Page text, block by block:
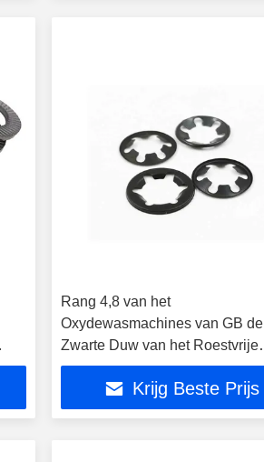
Rang 4,8 van het
Oxydewasmachines van GB de
Zwarte Duw van het Roestvrije
staalcrapped Starlock op
Wasmachine M16Krijg Beste Prijs